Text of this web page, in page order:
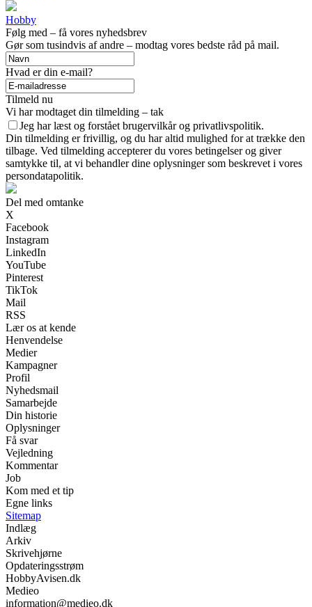
Hobby
Følg med – få vores nyhedsbrev
Gør som tusindvis af andre – modtag vores bedste råd på mail.
Hvad er din e-mail?
Tilmeld nu
Vi har modtaget din tilmelding – tak
Jeg har læst og forstået brugervilkår og privatlivspolitik.
Din tilmelding er frivillig, og du har altid mulighed for at trække den
tilbage. Ved tilmelding accepterer du vores betingelser og giver
samtykke til, at vi behandler dine oplysninger som beskrevet i vores
persondatapolitik.
Del med omtanke
X
Facebook
Instagram
LinkedIn
YouTube
Pinterest
TikTok
Mail
RSS
Lær os at kende
Henvendelse
Medier
Kampagner
Profil
Nyhedsmail
Samarbejde
Din historie
Oplysninger
Få svar
Vejledning
Kommentar
Job
Kom med et tip
Egne links
Sitemap
Indlæg
Arkiv
Skrivehjørne
Opdateringsstrøm
HobbyAvisen.dk
Medieo
information@medieo.dk